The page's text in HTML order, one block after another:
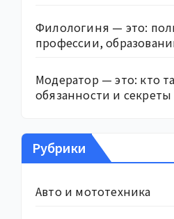
Филологиня — это:
профессии,
Модератор — это: кто
обязанности и
Рубрики
Авто и мототехника